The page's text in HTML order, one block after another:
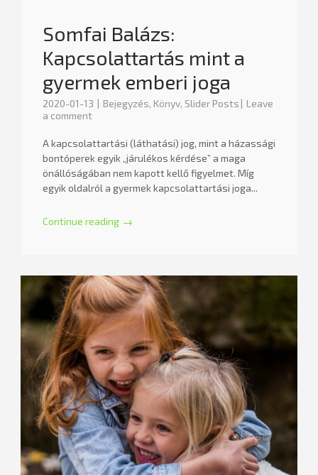
Somfai Balázs:
Kapcsolattartás mint a
gyermek emberi joga
2020-01-13 Bejegyzés, Könyv, Slider Posts
Leave
a comment
A kapcsolattartási (láthatási) jog, mint a házassági
bontóperek egyik „járulékos kérdése” a maga
önállóságában nem kapott kellő figyelmet. Míg
egyik oldalról a gyermek kapcsolattartási joga...
Continue reading →